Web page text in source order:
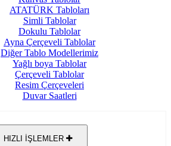
ATATÜRK Tabloları
Simli Tablolar
Dokulu Tablolar
Ayna Çerçeveli Tablolar
Diğer Tablo Modellerimiz
Yağlı boya Tablolar
Çerçeveli Tablolar
Resim Çerçeveleri
Duvar Saatleri
HIZLI İŞLEMLER